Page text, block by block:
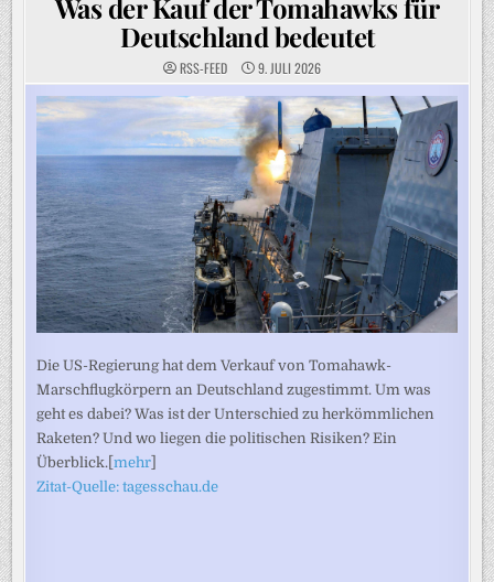
Was der Kauf der Tomahawks für
Deutschland bedeutet
RSS-FEED 9. JULI 2026
Die US-Regierung hat dem Verkauf von Tomahawk-
Marschflugkörpern an Deutschland zugestimmt. Um was
geht es dabei? Was ist der Unterschied zu herkömmlichen
Raketen? Und wo liegen die politischen Risiken? Ein
Überblick.[mehr]
Zitat-Quelle: tagesschau.de